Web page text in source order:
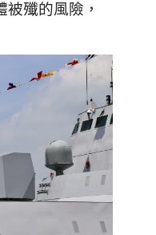
殲的風險，